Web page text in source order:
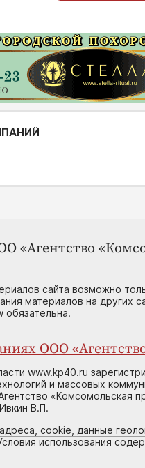
«Агентство
сайта возможно
материалов на других
ООО
www.kp40.ru
и массовых
«Комсомольская
В.П.
cookie, данные
использования